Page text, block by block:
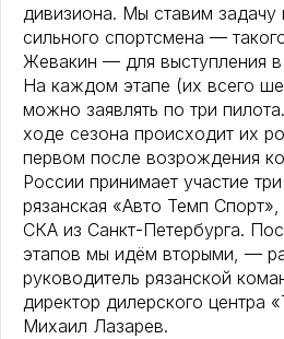
дивизиона. Мы ставим задачу
сильного спортсмена —
Жевакин — для выступления
На каждом этапе (их всего
можно заявлять по три
ходе сезона происходит их
первом после возрождения
России принимает участие
рязанская «Авто Темп
СКА из Санкт-Петербурга.
этапов мы идём вторыми, —
руководитель рязанской
директор дилерского центра
Михаил Лазарев.